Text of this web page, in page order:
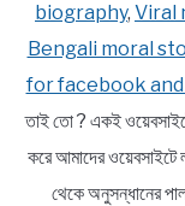
biography, Viral
Bengali moral
for facebook
তাই তো ? একই
করে আমাদের
থেকে অনুসন্ধানের